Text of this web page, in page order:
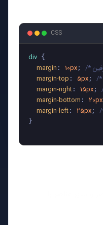
CSS
div {
margin : 10px ;
margin-top : 5px ;
margin-right : 15px ;
margin-bottom : 20px
margin-left : 25px ;
}